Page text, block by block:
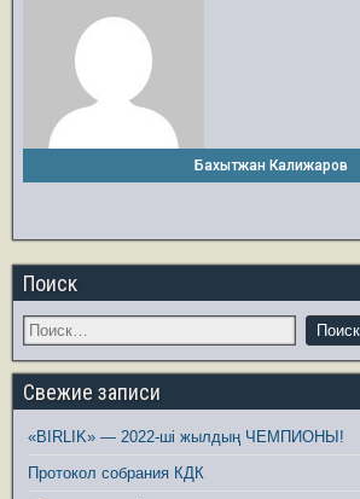
Бахытжан Калижаров
Поиск
Свежие записи
«BIRLIK» — 2022-ші жылдың ЧЕМПИОНЫ!
Протокол собрания КДК